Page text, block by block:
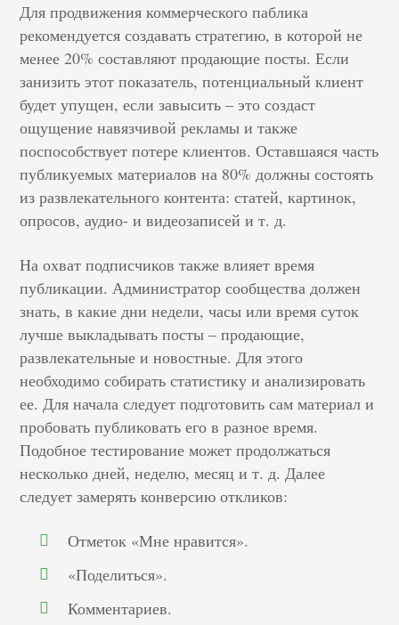
Для продвижения коммерческого паблика
рекомендуется создавать стратегию, в которой не
менее 20% составляют продающие посты. Если
занизить этот показатель, потенциальный клиент
будет упущен, если завысить – это создаст
ощущение навязчивой рекламы и также
поспособствует потере клиентов. Оставшаяся часть
публикуемых материалов на 80% должны состоять
из развлекательного контента: статей, картинок,
опросов, аудио- и видеозаписей и т. д.
На охват подписчиков также влияет время
публикации. Администратор сообщества должен
знать, в какие дни недели, часы или время суток
лучше выкладывать посты – продающие,
развлекательные и новостные. Для этого
необходимо собирать статистику и анализировать
ее. Для начала следует подготовить сам материал и
пробовать публиковать его в разное время.
Подобное тестирование может продолжаться
несколько дней, неделю, месяц и т. д. Далее
следует замерять конверсию откликов:
Отметок «Мне нравится».
«Поделиться».
Комментариев.